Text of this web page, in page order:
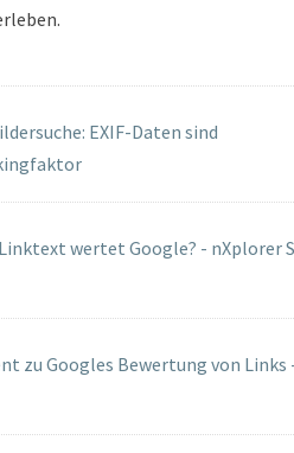
EXIF-Daten sind
wertet Google? - nXplorer
zu Googles Bewertung von Links